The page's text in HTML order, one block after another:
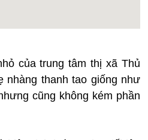
của trung tâm thị xã Thủ
nhàng thanh tao giống như
cũng không kém phần